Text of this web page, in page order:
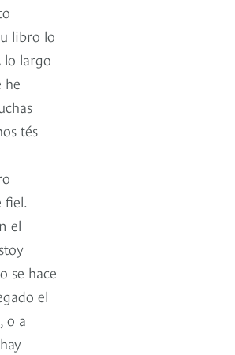
libro lo
lo largo
he
tés
el
se hace
el
o a